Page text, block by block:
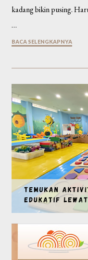
kadang bikin pusing.
…
BACA SELENGKAPNYA